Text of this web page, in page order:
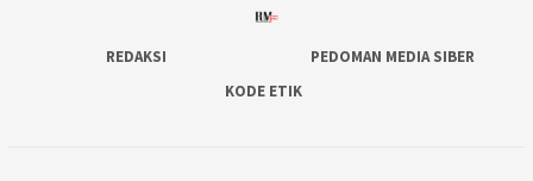
REDAKSI
PEDOMAN MEDIA SIBER
KODE ETIK